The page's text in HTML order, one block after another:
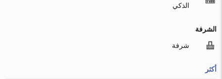
الذكي
الشرفة
شرفة
أكثر